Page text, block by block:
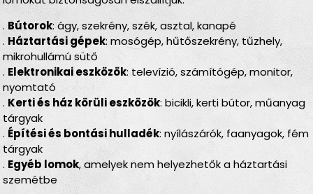
. Bútorok: ágy, szekrény, szék, asztal, kanapé
. Háztartási gépek: mosógép, hűtőszekrény, tűzhely,
mikrohullámú sütő
. Elektronikai eszközök: televízió, számítógép, monitor,
nyomtató
. Kerti és ház körüli eszközök: bicikli, kerti bútor, műanyag
tárgyak
. Építési és bontási hulladék: nyílászárók, faanyagok, fém
tárgyak
. Egyéb lomok, amelyek nem helyezhetők a háztartási
szemétbe